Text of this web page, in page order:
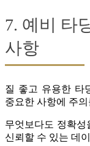
7. 예비 타
사항
질 좋고 유용한 타
중요한 사항에 주
무엇보다도 정확성
신뢰할 수 있는 데